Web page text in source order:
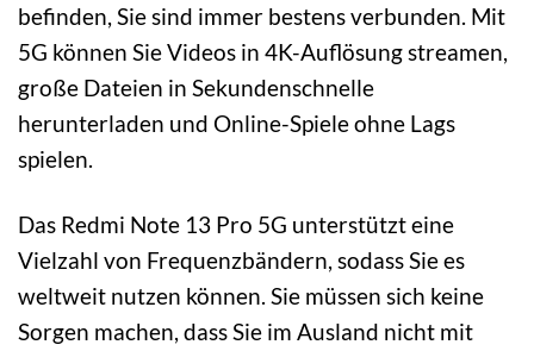
befinden, Sie sind immer bestens verbunden. Mit
5G können Sie Videos in 4K-Auflösung streamen,
große Dateien in Sekundenschnelle
herunterladen und Online-Spiele ohne Lags
spielen.
Das Redmi Note 13 Pro 5G unterstützt eine
Vielzahl von Frequenzbändern, sodass Sie es
weltweit nutzen können. Sie müssen sich keine
Sorgen machen, dass Sie im Ausland nicht mit